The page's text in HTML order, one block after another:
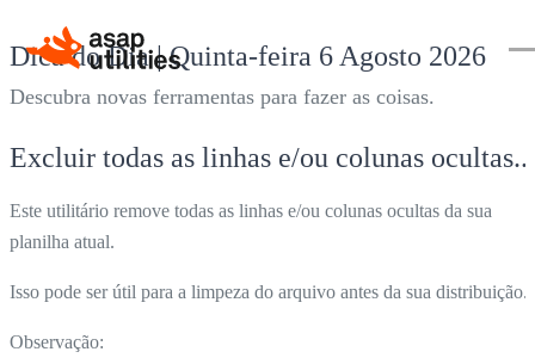
Dica do Dia | Quinta-feira 6 Agosto 2026
Descubra novas ferramentas para fazer as coisas.
Excluir todas as linhas e/ou colunas ocultas...
Este utilitário remove todas as linhas e/ou colunas ocultas da sua
planilha atual.
Isso pode ser útil para a limpeza do arquivo antes da sua distribuição.
Observação: